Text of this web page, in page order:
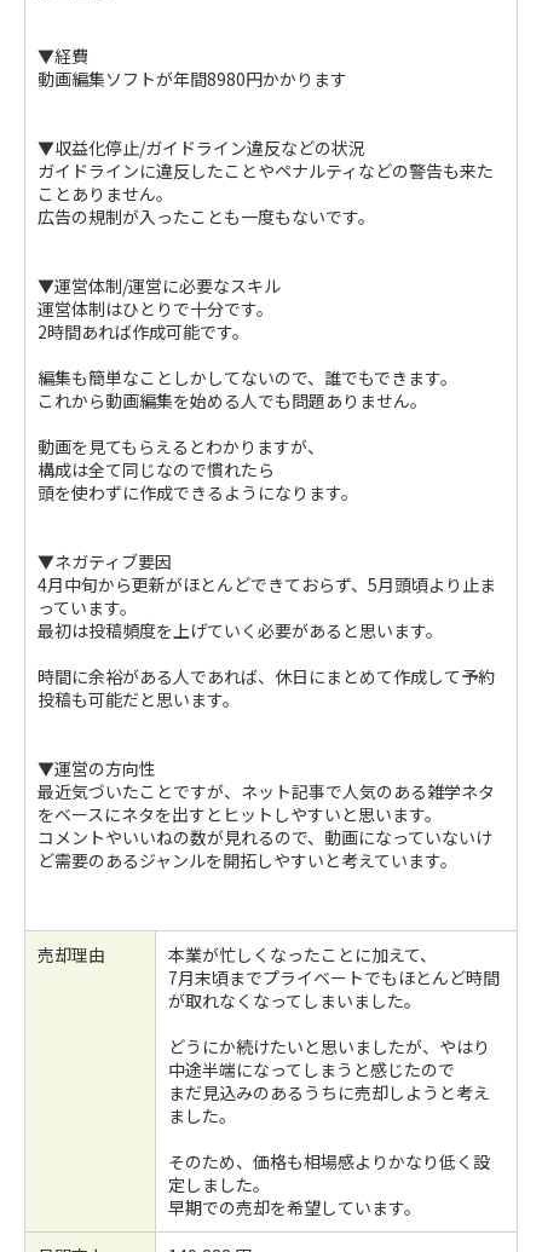
▼経費
動画編集ソフトが年間8980円かかります
▼収益化停止/ガイドライン違反などの状況
ガイドラインに違反したことやペナルティなどの警告も来た
ことありません。
広告の規制が入ったことも一度もないです。
▼運営体制/運営に必要なスキル
運営体制はひとりで十分です。
2時間あれば作成可能です。
編集も簡単なことしかしてないので、誰でもできます。
これから動画編集を始める人でも問題ありません。
動画を見てもらえるとわかりますが、
構成は全て同じなので慣れたら
頭を使わずに作成できるようになります。
▼ネガティブ要因
4月中旬から更新がほとんどできておらず、5月頭頃より止ま
っています。
最初は投稿頻度を上げていく必要があると思います。
時間に余裕がある人であれば、休日にまとめて作成して予約
投稿も可能だと思います。
▼運営の方向性
最近気づいたことですが、ネット記事で人気のある雑学ネタ
をベースにネタを出すとヒットしやすいと思います。
コメントやいいねの数が見れるので、動画になっていないけ
ど需要のあるジャンルを開拓しやすいと考えています。
売却理由
本業が忙しくなったことに加えて、
7月末頃までプライベートでもほとんど時間
が取れなくなってしまいました。
どうにか続けたいと思いましたが、やはり
中途半端になってしまうと感じたので
まだ見込みのあるうちに売却しようと考え
ました。
そのため、価格も相場感よりかなり低く設
定しました。
早期での売却を希望しています。